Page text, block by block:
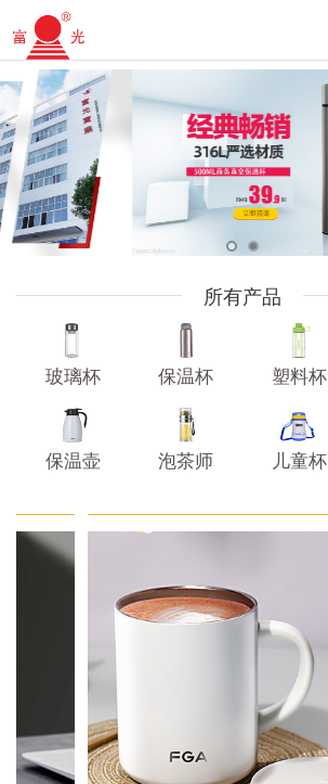
所有产品
玻璃杯 保温杯 塑料杯
保温壶 泡茶师 儿童杯